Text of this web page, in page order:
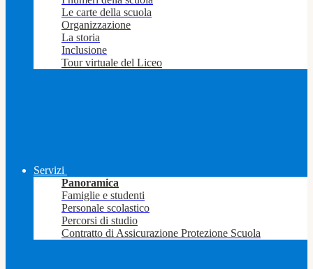
Le carte della scuola
Organizzazione
La storia
Inclusione
Tour virtuale del Liceo
Servizi
Panoramica
Famiglie e studenti
Personale scolastico
Percorsi di studio
Contratto di Assicurazione Protezione Scuola